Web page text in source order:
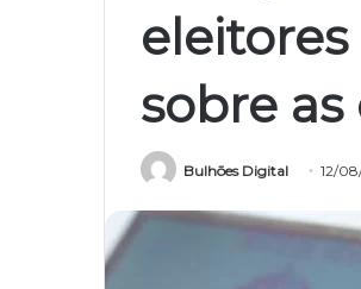
sobre
Bulhões Digital 12/